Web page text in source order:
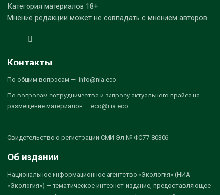
Категория материалов 18+
Мнение редакции может не совпадать с мнением авторов.
Контакты
По общим вопросам — info@nia.eco
По вопросам сотрудничества и запросу актуального прайса на
размещение материалов — eco@nia.eco
Свидетельство о регистрации СМИ Эл № ФС77-80306
Об издании
Национальное информационное агентство «Экология» (НИА
«Экология») — тематическое интернет-издание, предоставляющее